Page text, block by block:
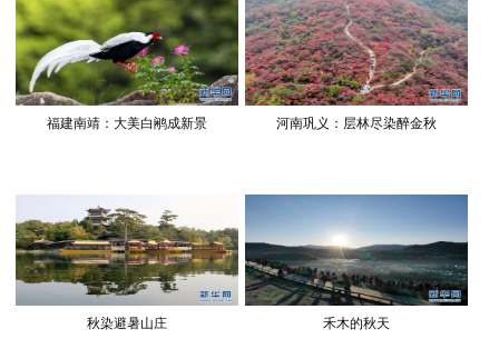
福建南靖：大美白鹇成新景 河南巩义：层林尽染醉金秋
秋染避暑山庄 禾木的秋天